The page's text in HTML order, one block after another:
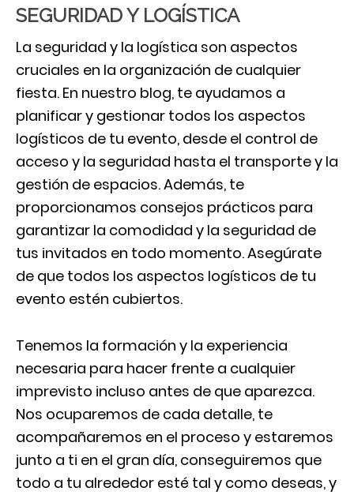
SEGURIDAD Y LOGÍSTICA
La seguridad y la logística son aspectos
cruciales en la organización de cualquier
fiesta. En nuestro blog, te ayudamos a
planificar y gestionar todos los aspectos
logísticos de tu evento, desde el control de
acceso y la seguridad hasta el transporte y la
gestión de espacios. Además, te
proporcionamos consejos prácticos para
garantizar la comodidad y la seguridad de
tus invitados en todo momento. Asegúrate
de que todos los aspectos logísticos de tu
evento estén cubiertos.
Tenemos la formación y la experiencia
necesaria para hacer frente a cualquier
imprevisto incluso antes de que aparezca.
Nos ocuparemos de cada detalle, te
acompañaremos en el proceso y estaremos
junto a ti en el gran día, conseguiremos que
todo a tu alrededor esté tal y como deseas, y